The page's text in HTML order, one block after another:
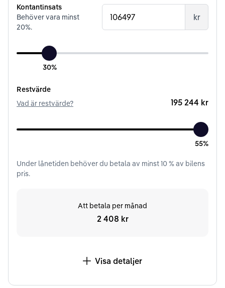
Kontantinsats
Behöver vara minst
20%.
kr
30%
Restvärde
Vad är restvärde?
195 244 kr
55%
Under lånetiden behöver du betala av minst10% av bilens
pris.
Att betala per månad
2 408 kr
Visa detaljer